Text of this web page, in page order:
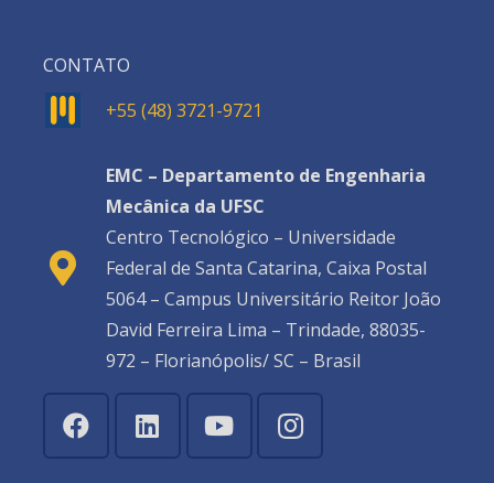
CONTATO
+55 (48) 3721-9721
EMC – Departamento de Engenharia
Mecânica da UFSC
Centro Tecnológico – Universidade
Federal de Santa Catarina, Caixa Postal
5064 – Campus Universitário Reitor João
David Ferreira Lima – Trindade, 88035-
972 – Florianópolis/ SC – Brasil